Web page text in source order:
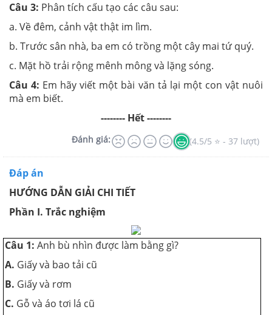
Câu 3: Phân tích cấu tạo các câu sau:
a. Về đêm, cảnh vật thật im lìm.
b. Trước sân nhà, ba em có trồng một cây mai tứ quý.
c. Mặt hồ trải rộng mênh mông và lặng sóng.
Câu 4: Em hãy viết một bài văn tả lại một con vật nuôi
mà em biết.
-------- Hết --------
Đánh giá: (4.5/5 ⭐ - 37 lượt)
Đáp án
HƯỚNG DẪN GIẢI CHI TIẾT
Phần I. Trắc nghiệm
Câu 1: Anh bù nhìn được làm bằng gì?
A. Giấy và bao tải cũ
B. Giấy và rơm
C. Gỗ và áo tơi lá cũ